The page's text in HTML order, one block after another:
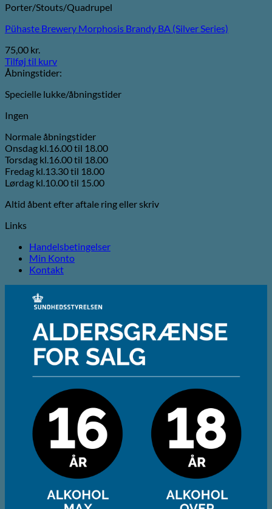
Porter/Stouts/Quadrupel
Pühaste Brewery Morphosis Brandy BA (Silver Series)
75,00 kr.
Tilføj til kurv
Åbningstider:
Specielle lukke/åbningstider
Ingen
Normale åbningstider
Onsdag kl.16.00 til 18.00
Torsdag kl.16.00 til 18.00
Fredag kl.13.30 til 18.00
Lørdag kl.10.00 til 15.00
Altid åbent efter aftale ring eller skriv
Links
Handelsbetingelser
Min Konto
Kontakt